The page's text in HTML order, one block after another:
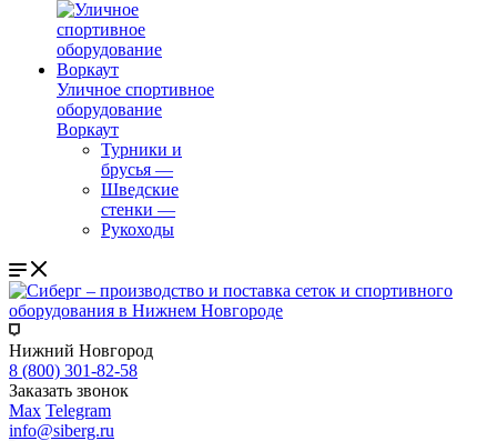
Уличное спортивное
оборудование
Воркаут
Турники и
брусья —
Шведские
стенки —
Рукоходы
Нижний Новгород
8 (800) 301-82-58
Заказать звонок
Max Telegram
info@siberg.ru